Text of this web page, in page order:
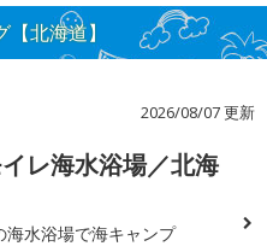
北海道】
2026/08/07 更新
レ海水浴場／北海
海水浴場で海キャンプ